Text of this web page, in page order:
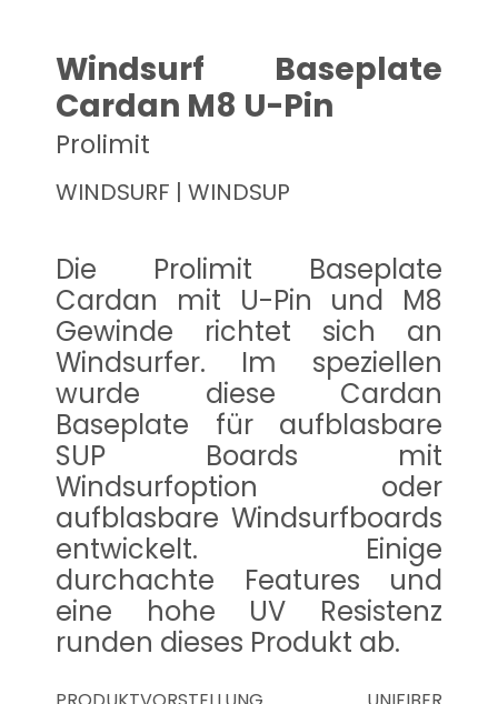
Windsurf Baseplate
Cardan M8 U-Pin
Prolimit
WINDSURF | WINDSUP
Die Prolimit Baseplate
Cardan mit U-Pin und M8
Gewinde richtet sich an
Windsurfer. Im speziellen
wurde diese Cardan
Baseplate für aufblasbare
SUP Boards mit
Windsurfoption oder
aufblasbare Windsurfboards
entwickelt. Einige
durchachte Features und
eine hohe UV Resistenz
runden dieses Produkt ab.